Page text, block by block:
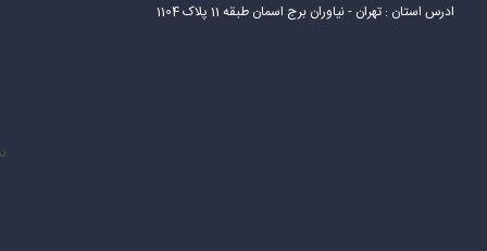
ادرس استان : تهران - نیاوران برج اسمان طبقه 11 پلاک 1104